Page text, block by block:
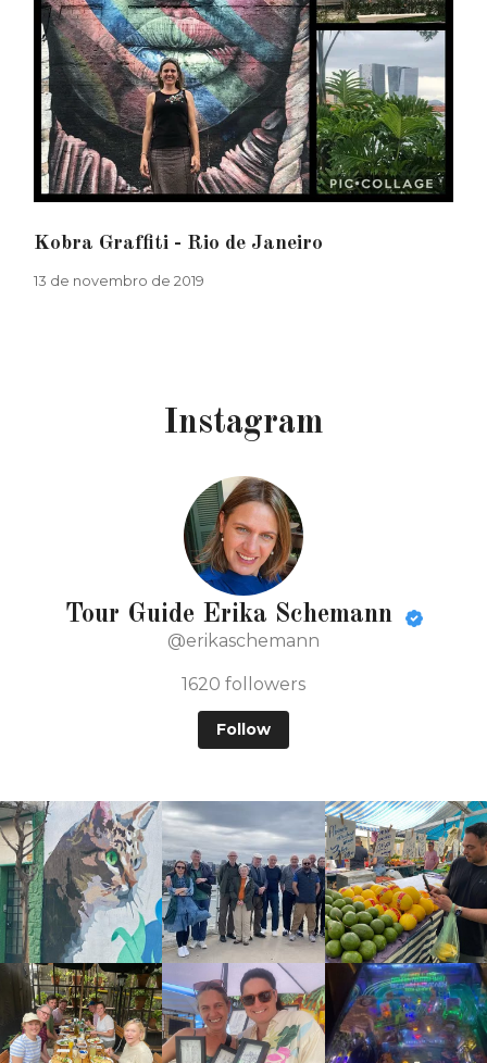
Kobra Graffiti - Rio de Janeiro
13 de novembro de 2019
Instagram
Tour Guide Erika Schemann
@erikaschemann
1620 followers
Follow